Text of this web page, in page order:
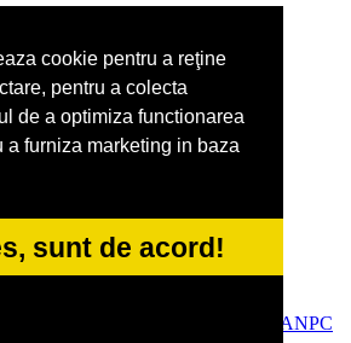
cookie pentru a reţine
pentru a colecta
de a optimiza functionarea
a furniza marketing in baza
sunt de acord!
ANPC